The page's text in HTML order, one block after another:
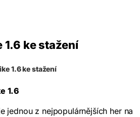
1.6 ke stažení
1.6 ke stažení
1.6
jednou z nejpopulárnějších her na